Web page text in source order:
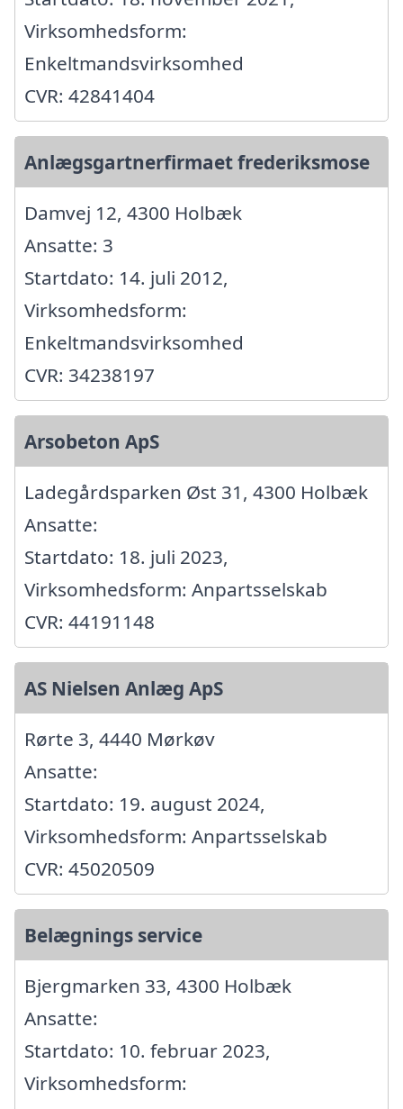
Virksomhedsform:
Enkeltmandsvirksomhed
CVR: 42841404
Anlægsgartnerfirmaet frederiksmose
Damvej 12, 4300 Holbæk
Ansatte: 3
Startdato: 14. juli 2012,
Virksomhedsform:
Enkeltmandsvirksomhed
CVR: 34238197
Arsobeton ApS
Ladegårdsparken Øst 31, 4300 Holbæk
Ansatte:
Startdato: 18. juli 2023,
Virksomhedsform: Anpartsselskab
CVR: 44191148
AS Nielsen Anlæg ApS
Rørte 3, 4440 Mørkøv
Ansatte:
Startdato: 19. august 2024,
Virksomhedsform: Anpartsselskab
CVR: 45020509
Belægnings service
Bjergmarken 33, 4300 Holbæk
Ansatte:
Startdato: 10. februar 2023,
Virksomhedsform: